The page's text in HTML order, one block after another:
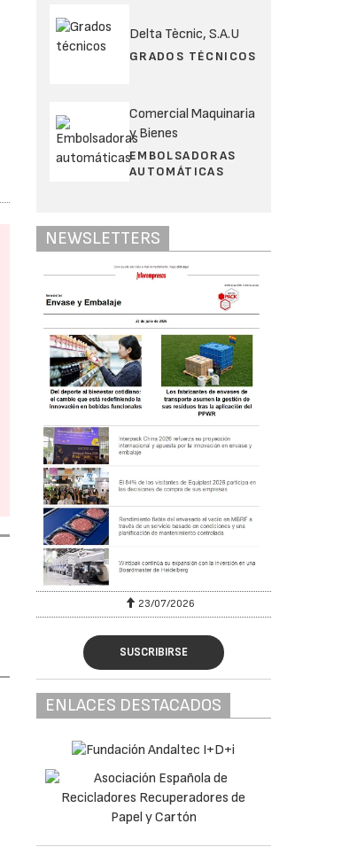
Delta Tècnic, S.A.U
GRADOS TÉCNICOS
Comercial Maquinaria
y Bienes
EMBOLSADORAS
AUTOMÁTICAS
NEWSLETTERS
23/07/2026
SUSCRIBIRSE
ENLACES DESTACADOS